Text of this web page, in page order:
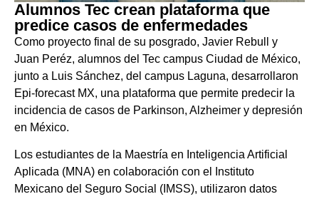
Alumnos Tec crean plataforma que
predice casos de enfermedades
Como proyecto final de su posgrado, Javier Rebull y
Juan Peréz, alumnos del Tec campus Ciudad de México,
junto a Luis Sánchez, del campus Laguna, desarrollaron
Epi-forecast MX, una plataforma que permite predecir la
incidencia de casos de Parkinson, Alzheimer y depresión
en México.
Los estudiantes de la Maestría en Inteligencia Artificial
Aplicada (MNA) en colaboración con el Instituto
Mexicano del Seguro Social (IMSS), utilizaron datos